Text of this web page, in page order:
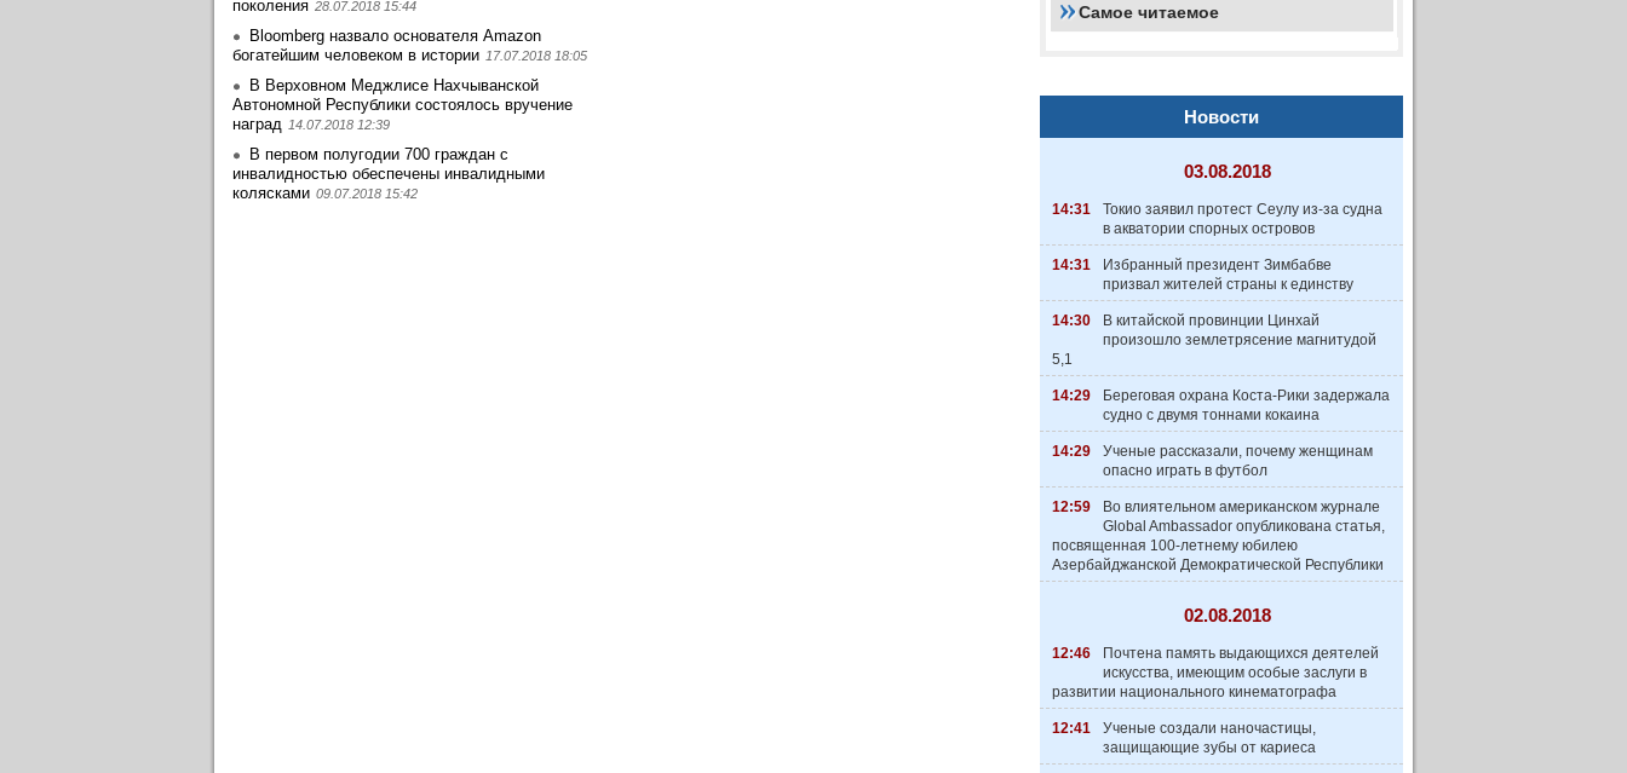
поколения 28.07.2018 15:44
Bloomberg назвало основателя Amazon
богатейшим человеком в истории 17.07.2018 18:05
В Верховном Меджлисе Нахчыванской
Автономной Республики состоялось вручение
наград 14.07.2018 12:39
В первом полугодии 700 граждан с
инвалидностью обеспечены инвалидными
колясками 09.07.2018 15:42
Самое читаемое
Новости
03.08.2018
14:31
Токио заявил протест Сеулу из-за судна
в акватории спорных островов
14:31
Избранный президент Зимбабве
призвал жителей страны к единству
14:30
В китайской провинции Цинхай
произошло землетрясение магнитудой
5,1
14:29
Береговая охрана Коста-Рики задержала
судно с двумя тоннами кокаина
14:29
Ученые рассказали, почему женщинам
опасно играть в футбол
12:59
Во влиятельном американском журнале
Global Ambassador опубликована статья,
посвященная 100-летнему юбилею
Азербайджанской Демократической Республики
02.08.2018
12:46
Почтена память выдающихся деятелей
искусства, имеющим особые заслуги в
развитии национального кинематографа
12:41
Ученые создали наночастицы,
защищающие зубы от кариеса